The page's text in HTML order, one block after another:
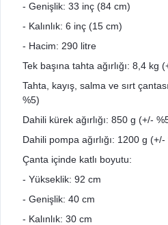
- Genişlik: 33 inç (84 cm)
- Kalınlık: 6 inç (15 cm)
- Hacim: 290 litre
Tek başına tahta ağırlığı: 8,4 kg
Tahta, kayış, salma ve sırt
%5)
Dahili kürek ağırlığı: 850 g (+/-
Dahili pompa ağırlığı: 1200 g (+/-
Çanta içinde katlı boyutu:
- Yükseklik: 92 cm
- Genişlik: 40 cm
- Kalınlık: 30 cm